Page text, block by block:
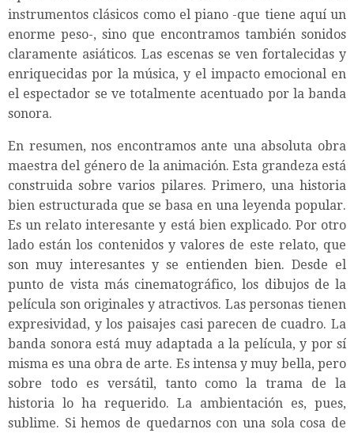
instrumentos clásicos como el piano -que tiene aquí un
enorme peso-, sino que encontramos también sonidos
claramente asiáticos. Las escenas se ven fortalecidas y
enriquecidas por la música, y el impacto emocional en
el espectador se ve totalmente acentuado por la banda
sonora.
En resumen, nos encontramos ante una absoluta obra
maestra del género de la animación. Esta grandeza está
construida sobre varios pilares. Primero, una historia
bien estructurada que se basa en una leyenda popular.
Es un relato interesante y está bien explicado. Por otro
lado están los contenidos y valores de este relato, que
son muy interesantes y se entienden bien. Desde el
punto de vista más cinematográfico, los dibujos de la
película son originales y atractivos. Las personas tienen
expresividad, y los paisajes casi parecen de cuadro. La
banda sonora está muy adaptada a la película, y por sí
misma es una obra de arte. Es intensa y muy bella, pero
sobre todo es versátil, tanto como la trama de la
historia lo ha requerido. La ambientación es, pues,
sublime. Si hemos de quedarnos con una sola cosa de